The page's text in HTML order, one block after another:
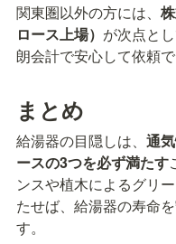
関東圏以外の方には、
ロース上場） が次点と
朗会計で安心して依頼で
まとめ
給湯器の目隠しは、 通
ースの3つを必ず満たす
ンスや植木によるグリ
たせば、給湯器の寿命
す。